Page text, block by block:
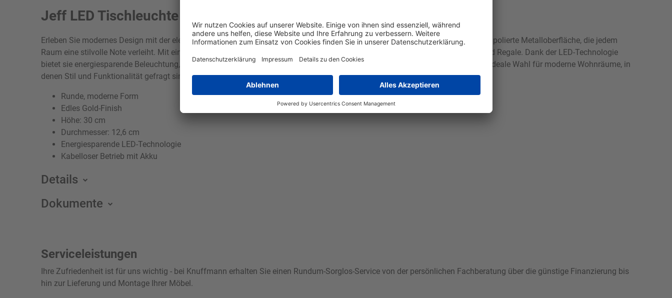
Jeff LED Tischleuchte Gold
Erleben Sie modernes Design mit der eleganten Tischleuchte Jeff in edlem Gold. Die Leuchte besticht durch ihre runde Form und polierte Metalloberfläche, die jedem
Raum eine stilvolle Note verleiht. Mit einer Höhe von 30 cm und einem Durchmesser von 12,6 cm passt sie perfekt auf Tische und Regale. Dank der LED-Technologie
bietet sie energiesparende Beleuchtung, und der integrierte Akku sorgt für kabellosen Einsatz. Diese einflammige Leuchte ist die ideale Wahl für moderne Wohnräume, in
denen Stil und Funktionalität gefragt sind.
Runde, moderne Form
Edles Gold-Finish
Höhe: 30 cm
Durchmesser: 12,6 cm
Energiesparende LED-Technologie
Kabelloser Betrieb mit Akku
Details
Dokumente
Serviceleistungen
Ihre Zufriedenheit ist für uns wichtig - bei Knuffmann erhalten Sie einen Rundum-Sorglos-Service von der persönlichen Fachberatung über die günstige Finanzierung bis
hin zur Lieferung und Montage Ihrer Möbel.